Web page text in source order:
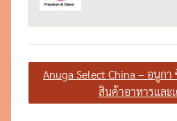
แนะแนว
Anuga Select China – อนูกา
สินค้าอาหารและ